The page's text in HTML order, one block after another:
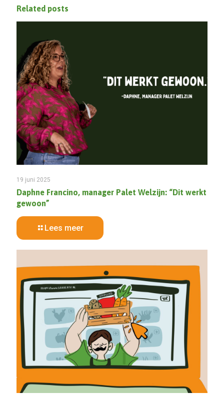
Related posts
19 juni 2025
Daphne Francino, manager Palet Welzijn: “Dit werkt
gewoon”
Lees meer